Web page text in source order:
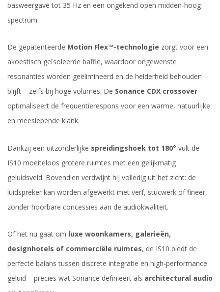
basweergave tot 35 Hz en een ongekend open midden-hoog
spectrum.
De gepatenteerde Motion Flex™-technologie zorgt voor een
akoestisch geïsoleerde baffle, waardoor ongewenste
resonanties worden geëlimineerd en de helderheid behouden
blijft – zelfs bij hoge volumes. De Sonance CDX crossover
optimaliseert de frequentierespons voor een warme, natuurlijke
en meeslepende klank.
Dankzij een uitzonderlijke spreidingshoek tot 180° vult de
IS10 moeiteloos grotere ruimtes met een gelijkmatig
geluidsveld. Bovendien verdwijnt hij volledig uit het zicht: de
luidspreker kan worden afgewerkt met verf, stucwerk of fineer,
zonder hoorbare concessies aan de audiokwaliteit.
Of het nu gaat om luxe woonkamers, galerieën,
designhotels of commerciële ruimtes, de IS10 biedt de
perfecte balans tussen discrete integratie en high-performance
geluid – precies wat Sonance definieert als architectural audio